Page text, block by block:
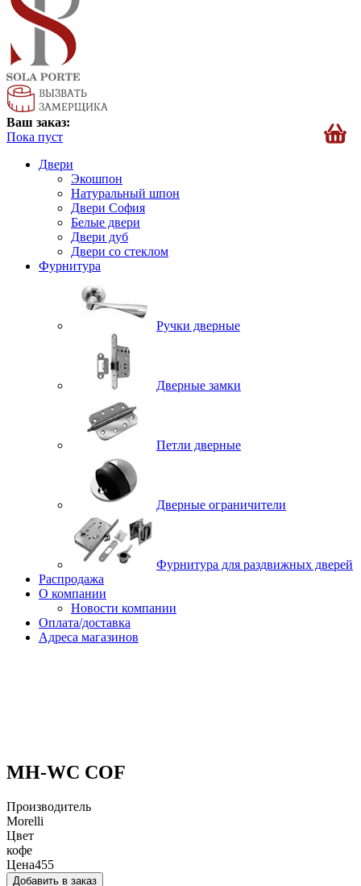
Ваш заказ:
Пока пуст
Двери
Экошпон
Натуральный шпон
Двери София
Белые двери
Двери дуб
Двери со стеклом
Фурнитура
Ручки дверные
Дверные замки
Петли дверные
Дверные ограничители
Фурнитура для раздвижных дверей
Распродажа
О компании
Новости компании
Оплата/доставка
Адреса магазинов
MH-WC COF
Производитель
Morelli
Цвет
кофе
Цена455
Добавить в заказ